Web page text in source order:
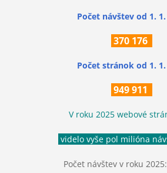
Počet návštev od 1. 1.
370 176
Počet stránok od 1.
949 911
V roku 2025 webové
videlo vyše pol milióna
Počet návštev v roku